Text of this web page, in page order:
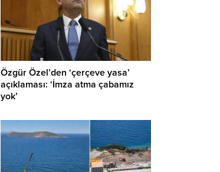
Özgür Özel’den ‘çerçeve yasa’
açıklaması: ‘İmza atma çabamız
yok’